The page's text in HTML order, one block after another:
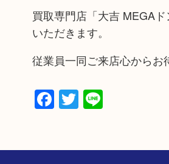
買取専門店「大吉 MEGA
いただきます。
従業員一同ご来店心からお
Facebook
Twitter
Line